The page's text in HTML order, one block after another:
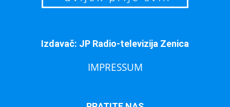
Izdavač: JP Radio-televizija Zenica
IMPRESSUM